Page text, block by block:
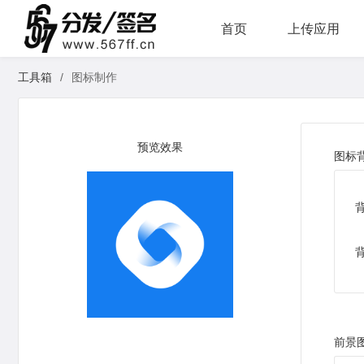
首页 上传应用
工具箱 / 图标制作
预览效果
图标
前景